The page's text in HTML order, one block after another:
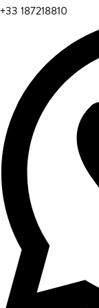
+33 187218810